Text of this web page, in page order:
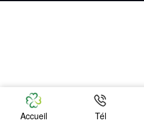
Accueil Tél